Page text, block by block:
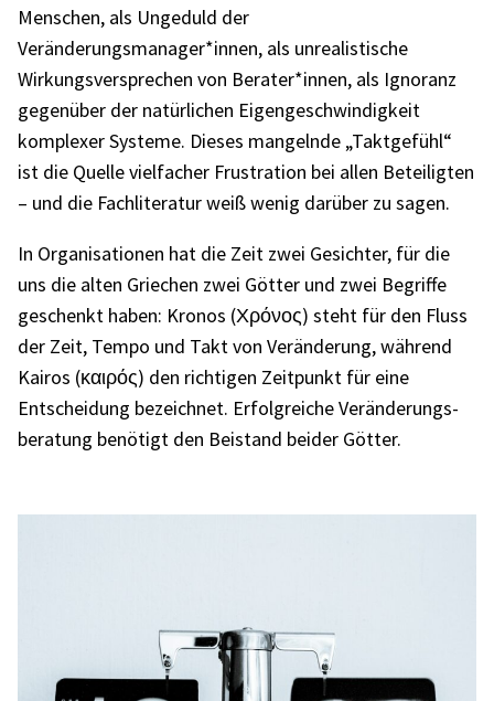
Menschen, als Unge­duld der
Veränderungsmanager*innen, als unrea­lis­ti­sche
Wirkungs­ver­spre­chen von Berater*innen, als Igno­ranz
gegen­über der natür­li­chen Eigen­ge­schwin­dig­keit
komple­xer Systeme. Dieses mangelnde „Takt­ge­fühl“
ist die Quelle viel­fa­cher Frus­tra­tion bei allen Betei­lig­ten
– und die Fach­li­te­ra­tur weiß wenig darüber zu sagen.
In Orga­ni­sa­tio­nen hat die Zeit zwei Gesich­ter, für die
uns die alten Grie­chen zwei Götter und zwei Begriffe
geschenkt haben: Kronos (Χρόνος) steht für den Fluss
der Zeit, Tempo und Takt von Verän­de­rung, während
Kairos (καιρός) den rich­ti­gen Zeit­punkt für eine
Entschei­dung bezeich­net. Erfolg­rei­che Verän­de­rungs­
be­ra­tung benö­tigt den Beistand beider Götter.